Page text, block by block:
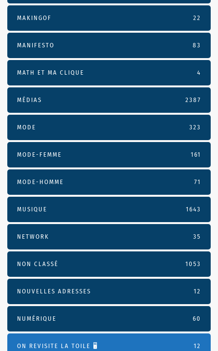
MAKINGOF 22
MANIFESTO 83
MATH ET MA CLIQUE 4
MÉDIAS 2387
MODE 323
MODE-FEMME 161
MODE-HOMME 71
MUSIQUE 1643
NETWORK 35
NON CLASSÉ 1053
NOUVELLES ADRESSES 12
NUMÉRIQUE 60
ON REVISITE LA TOILE 🖥️ 12